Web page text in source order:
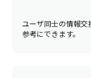
ユーザ同士の情報
参考にできます。